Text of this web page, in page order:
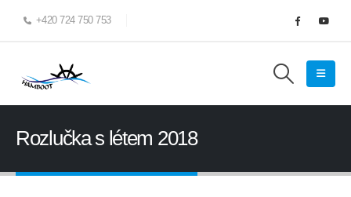
+420 724 750 753
Rozlučka s létem 2018